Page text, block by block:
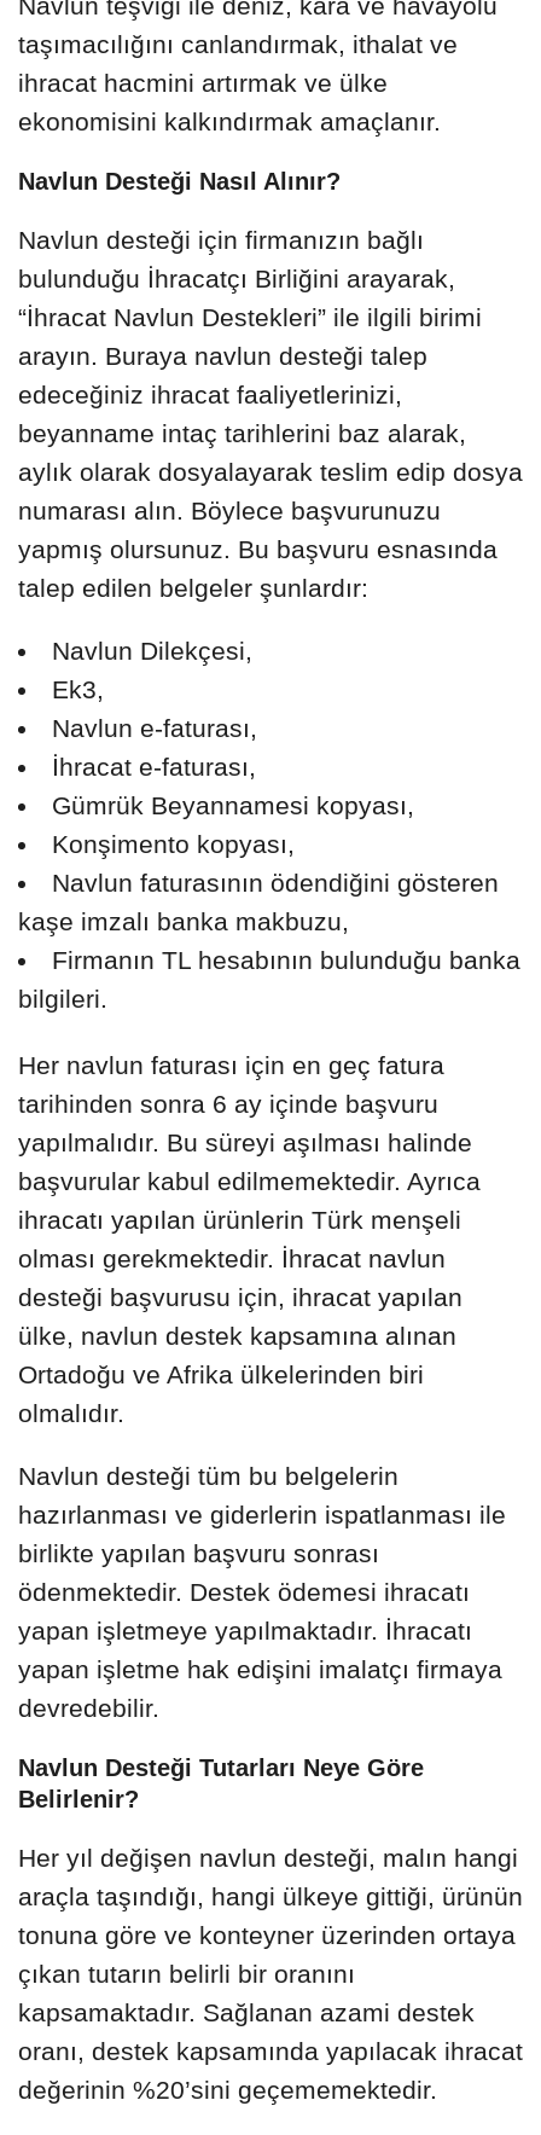
taşımacılığını canlandırmak, ithalat ve
ihracat hacmini artırmak ve ülke
ekonomisini kalkındırmak amaçlanır.
Navlun Desteği Nasıl Alınır?
Navlun desteği için firmanızın bağlı
bulunduğu İhracatçı Birliğini arayarak,
“İhracat Navlun Destekleri” ile ilgili birimi
arayın. Buraya navlun desteği talep
edeceğiniz ihracat faaliyetlerinizi,
beyanname intaç tarihlerini baz alarak,
aylık olarak dosyalayarak teslim edip dosya
numarası alın. Böylece başvurunuzu
yapmış olursunuz. Bu başvuru esnasında
talep edilen belgeler şunlardır:
Navlun Dilekçesi,
Ek3,
Navlun e-faturası,
İhracat e-faturası,
Gümrük Beyannamesi kopyası,
Konşimento kopyası,
Navlun faturasının ödendiğini gösteren
kaşe imzalı banka makbuzu,
Firmanın TL hesabının bulunduğu banka
bilgileri.
Her navlun faturası için en geç fatura
tarihinden sonra 6 ay içinde başvuru
yapılmalıdır. Bu süreyi aşılması halinde
başvurular kabul edilmemektedir. Ayrıca
ihracatı yapılan ürünlerin Türk menşeli
olması gerekmektedir. İhracat navlun
desteği başvurusu için, ihracat yapılan
ülke, navlun destek kapsamına alınan
Ortadoğu ve Afrika ülkelerinden biri
olmalıdır.
Navlun desteği tüm bu belgelerin
hazırlanması ve giderlerin ispatlanması ile
birlikte yapılan başvuru sonrası
ödenmektedir. Destek ödemesi ihracatı
yapan işletmeye yapılmaktadır. İhracatı
yapan işletme hak edişini imalatçı firmaya
devredebilir.
Navlun Desteği Tutarları Neye Göre
Belirlenir?
Her yıl değişen navlun desteği, malın hangi
araçla taşındığı, hangi ülkeye gittiği, ürünün
tonuna göre ve konteyner üzerinden ortaya
çıkan tutarın belirli bir oranını
kapsamaktadır. Sağlanan azami destek
oranı, destek kapsamında yapılacak ihracat
değerinin %20’sini geçememektedir.